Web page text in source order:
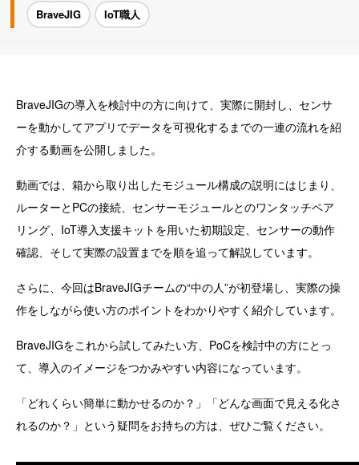
BraveJIG IoT職人
BraveJIGの導入を検討中の方に向けて、実際に開封し、センサ
ーを動かしてアプリでデータを可視化するまでの一連の流れを紹
介する動画を公開しました。
動画では、箱から取り出したモジュール構成の説明にはじまり、
ルーターとPCの接続、センサーモジュールとのワンタッチペア
リング、IoT導入支援キットを用いた初期設定、センサーの動作
確認、そして実際の設置までを順を追って解説しています。
さらに、今回はBraveJIGチームの“中の人”が初登場し、実際の操
作をしながら使い方のポイントをわかりやすく紹介しています。
BraveJIGをこれから試してみたい方、PoCを検討中の方にとっ
て、導入のイメージをつかみやすい内容になっています。
「どれくらい簡単に動かせるのか？」「どんな画面で見える化さ
れるのか？」という疑問をお持ちの方は、ぜひご覧ください。